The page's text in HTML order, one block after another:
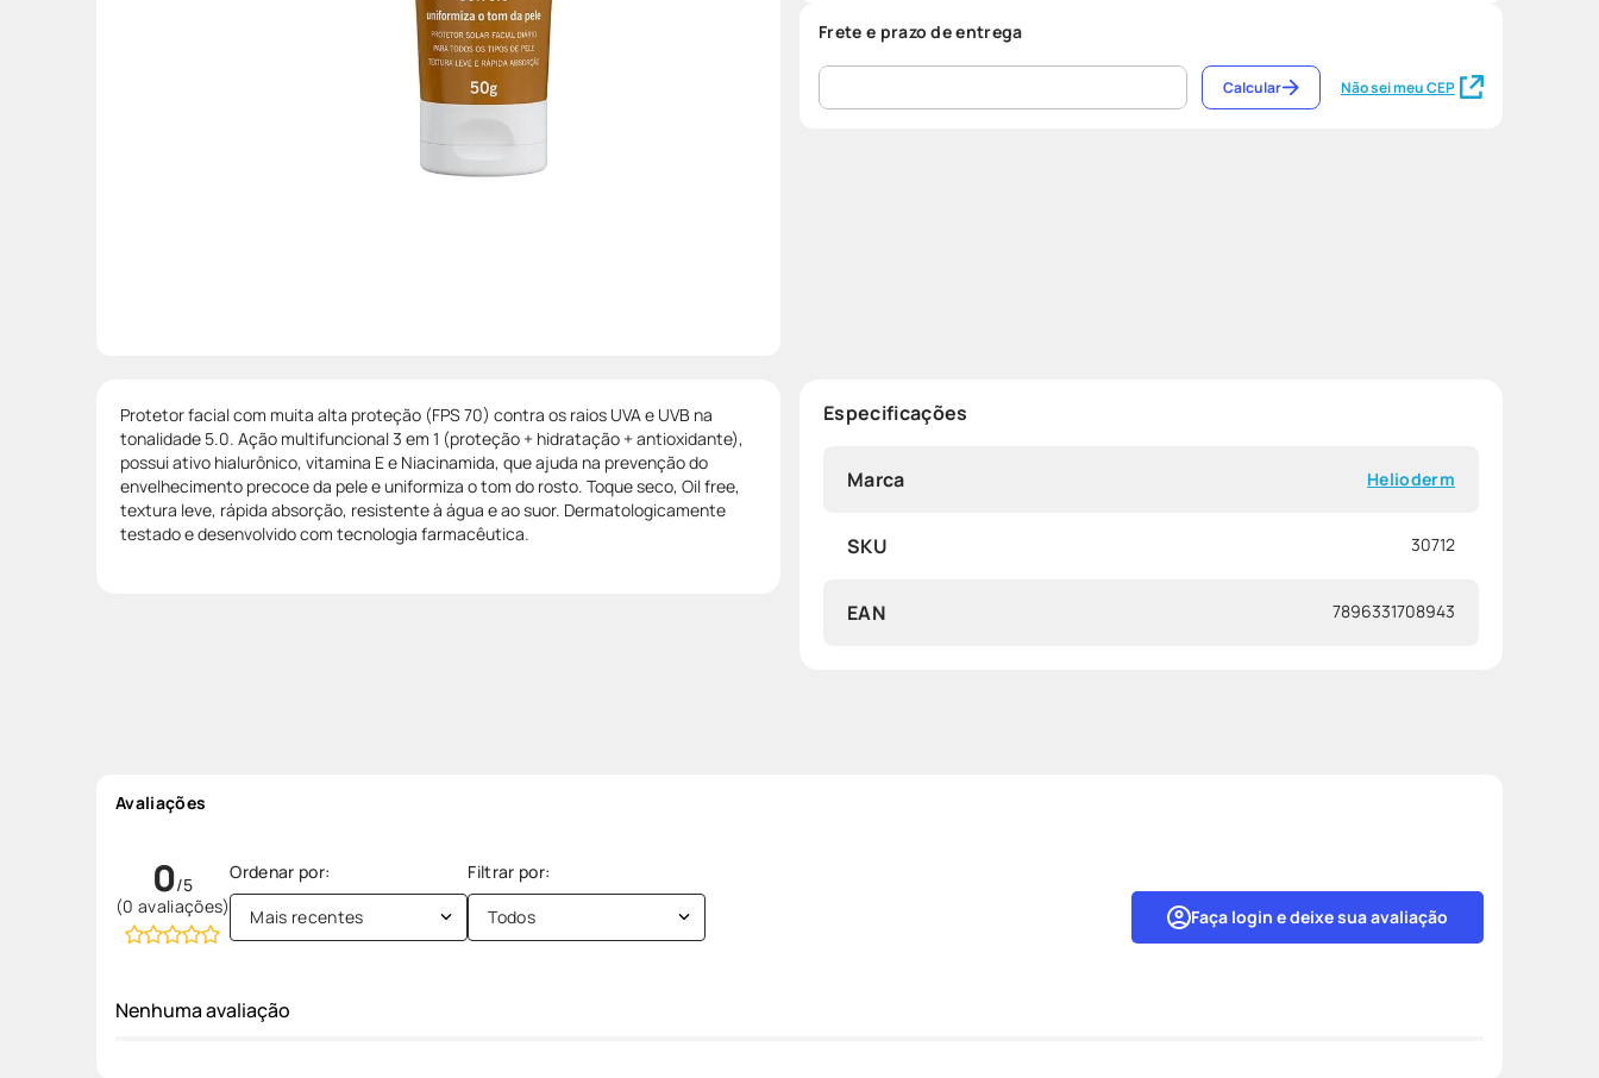
Frete e prazo de entrega
Não sei meu CEP
Calcular
Protetor facial com muita alta proteção (FPS 70) contra os raios UVA e UVB na
tonalidade 5.0. Ação multifuncional 3 em 1 (proteção + hidratação + antioxidante),
possui ativo hialurônico, vitamina E e Niacinamida, que ajuda na prevenção do
envelhecimento precoce da pele e uniformiza o tom do rosto. Toque seco, Oil free,
textura leve, rápida absorção, resistente à água e ao suor. Dermatologicamente
testado e desenvolvido com tecnologia farmacêutica.
Especificações
Marca Helioderm
SKU 30712
EAN 7896331708943
Avaliações
0
(0 avaliações) Faça login e deixe sua avaliação
Mais recentes Todos
Nenhuma avaliação